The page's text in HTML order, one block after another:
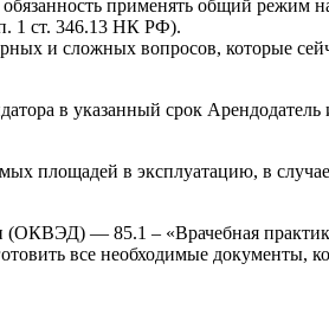
применять общий режим
1 ст. 346.13 НК РФ).
и сложных вопросов, которые
в указанный срок
площадей в эксплуатацию, в
— 85.1 – «Врачебная
все необходимые